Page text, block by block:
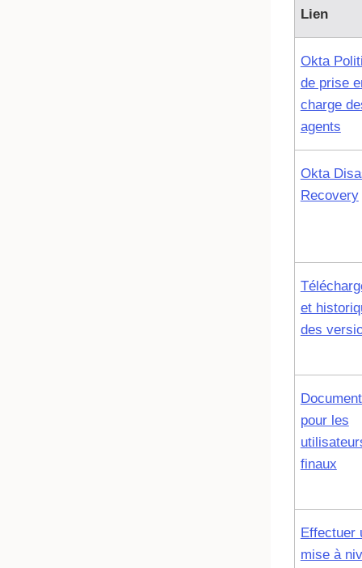
Lien
Okta
de prise
charge
agents
Okta
Recovery
et
des
pour les
finaux
Effectuer
mise à